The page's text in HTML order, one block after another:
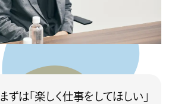
まずは「楽しく仕事をしてほしい」